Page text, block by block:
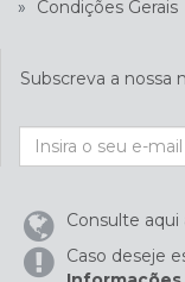
»
Condições Gerais
Subscreva a
Consulte aqui
Caso deseje